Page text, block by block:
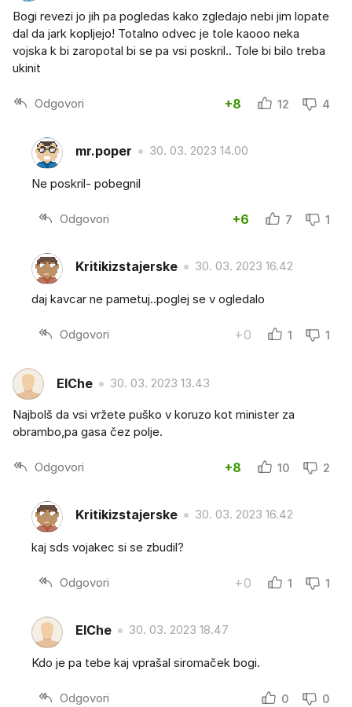
Bogi revezi jo jih pa pogledas kako zgledajo nebi jim lopate
dal da jark kopljejo! Totalno odvec je tole kaooo neka
vojska k bi zaropotal bi se pa vsi poskril.. Tole bi bilo treba
ukinit
Odgovori +8 12 4
mr.poper 30. 03. 2023 14.00
Ne poskril- pobegnil
Odgovori +6 7 1
Kritikizstajerske 30. 03. 2023 16.42
daj kavcar ne pametuj..poglej se v ogledalo
Odgovori +0 1 1
ElChe 30. 03. 2023 13.43
Najbolš da vsi vržete puško v koruzo kot minister za
obrambo,pa gasa čez polje.
Odgovori +8 10 2
Kritikizstajerske 30. 03. 2023 16.42
kaj sds vojakec si se zbudil?
Odgovori +0 1 1
ElChe 30. 03. 2023 18.47
Kdo je pa tebe kaj vprašal siromaček bogi.
Odgovori 0 0